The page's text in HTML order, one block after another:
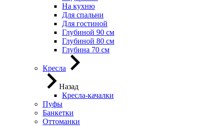
На кухню
Для спальни
Для гостиной
Глубиной 90 см
Глубиной 80 см
Глубина 70 см
Кресла
Назад
Кресла-качалки
Пуфы
Банкетки
Оттоманки